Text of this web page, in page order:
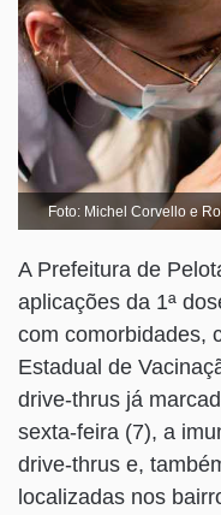
Foto: Michel Corvello e
A Prefeitura de
aplicações da 1ª
com comorbidades,
Estadual de
drive-thrus já
sexta-feira (7), a
drive-thrus e,
localizadas nos